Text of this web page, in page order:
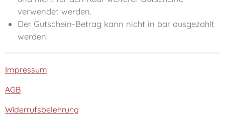
verwendet werden.
Der Gutschein-Betrag kann nicht in bar ausgezahlt
werden.
Impressum
AGB
Widerrufsbelehrung